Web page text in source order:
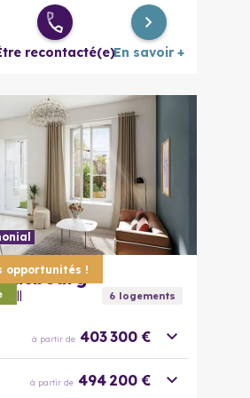
recontacté(e)En savoir +
opportunités !
6logements
à partir de 403 300 €
à partir de 494 200 €